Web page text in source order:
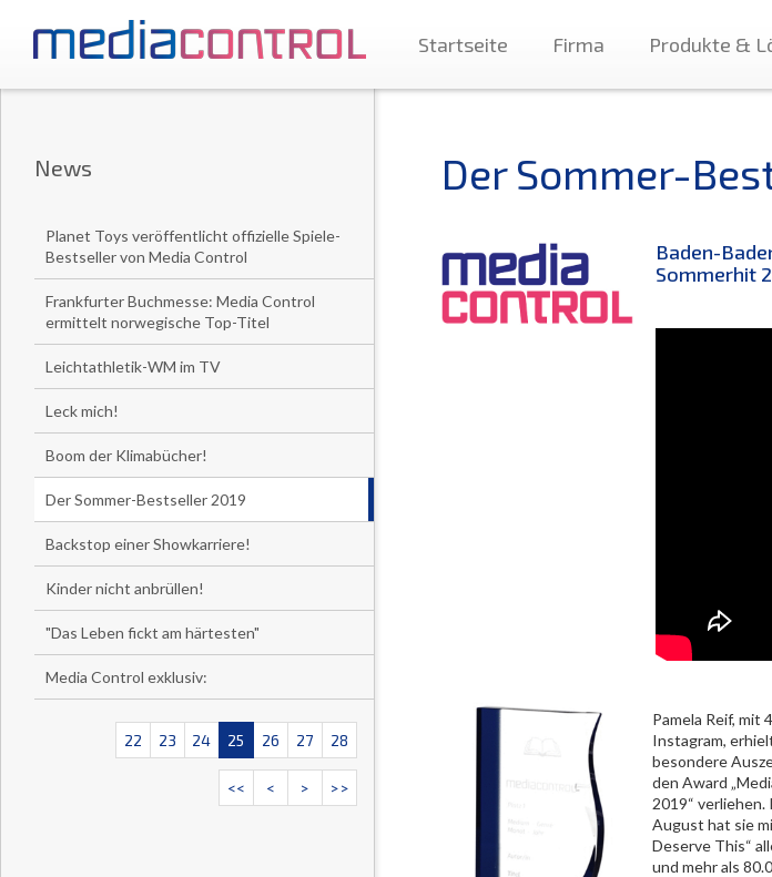
Startseite Firma Produkte &
News
Planet Toys veröffentlicht offizielle Spiele-
Bestseller von Media Control
Frankfurter Buchmesse: Media Control
ermittelt norwegische Top-Titel
Leichtathletik-WM im TV
Leck mich!
Boom der Klimabücher!
Der Sommer-Bestseller 2019
Backstop einer Showkarriere!
Kinder nicht anbrüllen!
"Das Leben fickt am härtesten"
Media Control exklusiv:
22 23 24 25 26 27 28
<< < > >>
Der Sommer-
Baden-
Sommerhit
Pamela Reif, mit
Instagram,
besondere
den Award
2019“ verliehen.
August hat sie
Deserve This“
und mehr als